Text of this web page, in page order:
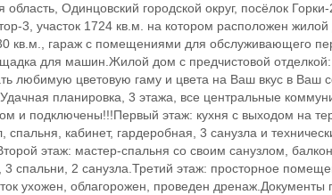
Одинцовский городской округ, посёлок
3, участок 1724 кв.м. на котором расположен
кв.м., гараж с помещениями для обслуживающего
для машин.Жилой дом с предчистовой отделкой:
любимую цветовую гаму и цвета на Ваш вкус в Ваш
планировка, 3 этажа, все центральные
и подключены!!!Первый этаж: кухня с выходом на
спальня, кабинет, гардеробная, 3 санузла и
этаж: мастер-спальня со своим санузлом,
3 спальни, 2 санузла.Третий этаж: просторное
ухожен, облагорожен, проведен дренаж.Документы